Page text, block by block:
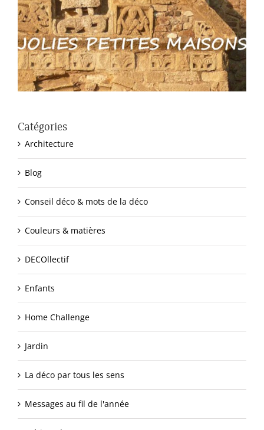
Catégories
Architecture
Blog
Conseil déco & mots de la déco
Couleurs & matières
DECOllectif
Enfants
Home Challenge
Jardin
La déco par tous les sens
Messages au fil de l'année